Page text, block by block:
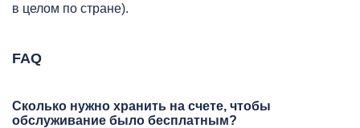
в целом по стране).
FAQ
Сколько нужно хранить на счете, чтобы
обслуживание было бесплатным?